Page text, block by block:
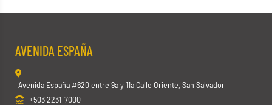
AVENIDA ESPAÑA
Avenida España #620 entre 9a y 11a Calle Oriente, San Salvador
+503 2231-7000